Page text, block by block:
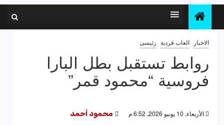
الاخبار العاب فردية رئيسى
روابط تستقبل بطل البارا
فروسية “محمود قمر”
الأربعاء, 10 يونيو 2026, 6:52 م محمود أحمد